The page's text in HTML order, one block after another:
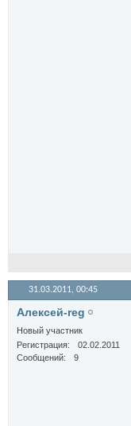
31.03.2011, 00:45
Алексей-reg
Новый участник
Регистрация
02.02.2011
Сообщений
9